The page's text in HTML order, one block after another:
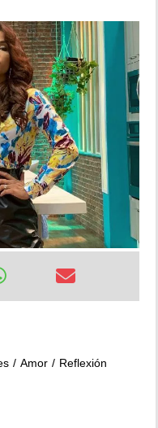
Amor Reflexión